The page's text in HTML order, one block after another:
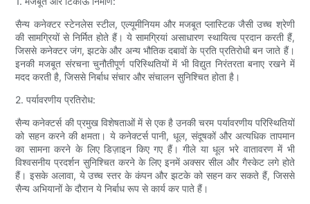
सैन्य कनेक्टर स्टेनलेस स्टील, एल्यूमीनियम और मजबूत प्लास्टिक जैसी उच्च श्रेणी
की सामग्रियों से निर्मित होते हैं। ये सामग्रियां असाधारण स्थायित्व प्रदान करती हैं,
जिससे कनेक्टर जंग, झटके और अन्य भौतिक दबावों के प्रति प्रतिरोधी बन जाते हैं।
इनकी मजबूत संरचना चुनौतीपूर्ण परिस्थितियों में भी विद्युत निरंतरता बनाए रखने में
मदद करती है, जिससे निर्बाध संचार और संचालन सुनिश्चित होता है।
2. पर्यावरणीय प्रतिरोध:
सैन्य कनेक्टर्स की प्रमुख विशेषताओं में से एक है उनकी चरम पर्यावरणीय परिस्थितियों
को सहन करने की क्षमता। ये कनेक्टर्स पानी, धूल, संदूषकों और अत्यधिक तापमान
का सामना करने के लिए डिज़ाइन किए गए हैं। गीले या धूल भरे वातावरण में भी
विश्वसनीय प्रदर्शन सुनिश्चित करने के लिए इनमें अक्सर सील और गैस्केट लगे होते
हैं। इसके अलावा, ये उच्च स्तर के कंपन और झटके को सहन कर सकते हैं, जिससे
सैन्य अभियानों के दौरान ये निर्बाध रूप से कार्य कर पाते हैं।